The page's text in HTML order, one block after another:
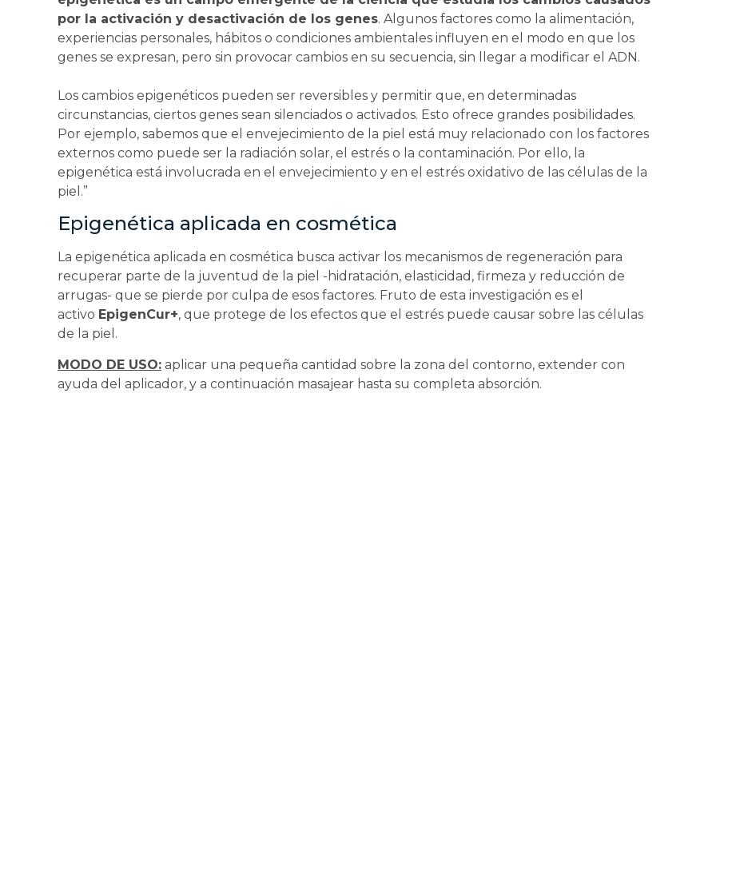
por la activación y desactivación de los genes. Algunos factores como la alimentación,
experiencias personales, hábitos o condiciones ambientales influyen en el modo en que los
genes se expresan, pero sin provocar cambios en su secuencia, sin llegar a modificar el ADN.
Los cambios epigenéticos pueden ser reversibles y permitir que, en determinadas
circunstancias, ciertos genes sean silenciados o activados. Esto ofrece grandes posibilidades.
Por ejemplo, sabemos que el envejecimiento de la piel está muy relacionado con los factores
externos como puede ser la radiación solar, el estrés o la contaminación. Por ello, la
epigenética está involucrada en el envejecimiento y en el estrés oxidativo de las células de la
piel.”
Epigenética aplicada en cosmética
La epigenética aplicada en cosmética busca activar los mecanismos de regeneración para
recuperar parte de la juventud de la piel -hidratación, elasticidad, firmeza y reducción de
arrugas- que se pierde por culpa de esos factores. Fruto de esta investigación es el
activo EpigenCur+, que protege de los efectos que el estrés puede causar sobre las células
de la piel.
MODO DE USO: aplicar una pequeña cantidad sobre la zona del contorno, extender con
ayuda del aplicador, y a continuación masajear hasta su completa absorción.